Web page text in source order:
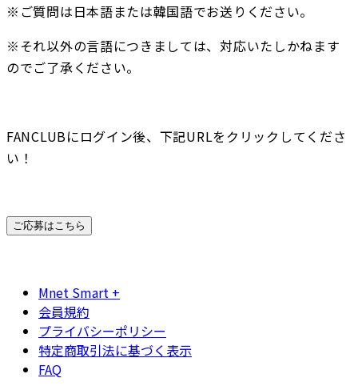
※ご質問は日本語または韓国語でお送りください。
※それ以外の言語につきましては、対応いたしかねます
のでご了承ください。
FANCLUBにログイン後、下記URLをクリックしてくださ
い！
ご応募はこちら
Mnet Smart +
会員規約
プライバシーポリシー
特定商取引法に基づく表示
FAQ